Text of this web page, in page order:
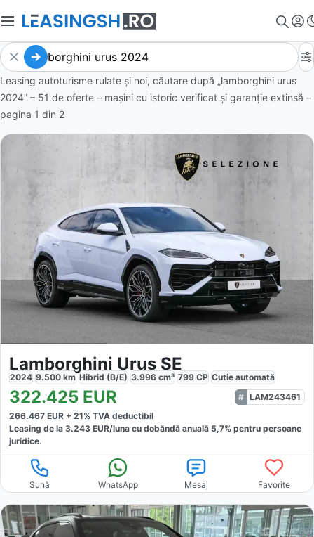
Leasing autoturisme rulate și noi, căutare după „lamborghini urus
2024” – 51 de oferte – mașini cu istoric verificat și garanție extinsă –
pagina 1 din 2
Lamborghini Urus SE
2024 9.500 km Hibrid (B/E) 3.996 cm³ 799 CP Cutie automată
322.425 EUR
LAM243461
266.467 EUR + 21% TVA deductibil
Leasing de la 3.243 EUR/luna cu dobăndă anuală 5,7% pentru persoane
juridice.
Sună WhatsApp Mesaj Favorite